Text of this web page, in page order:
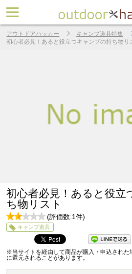
アウトドアハッカー
キャンプ道具特集
初心者必見！あると役立つキャンプの持ち物リ
初心者必見！あると役立
ち物リスト
25
(評価数:1件)
キャンプ道具
※当サイトを経由して商品が購入・申込された
に還元されることがあります。